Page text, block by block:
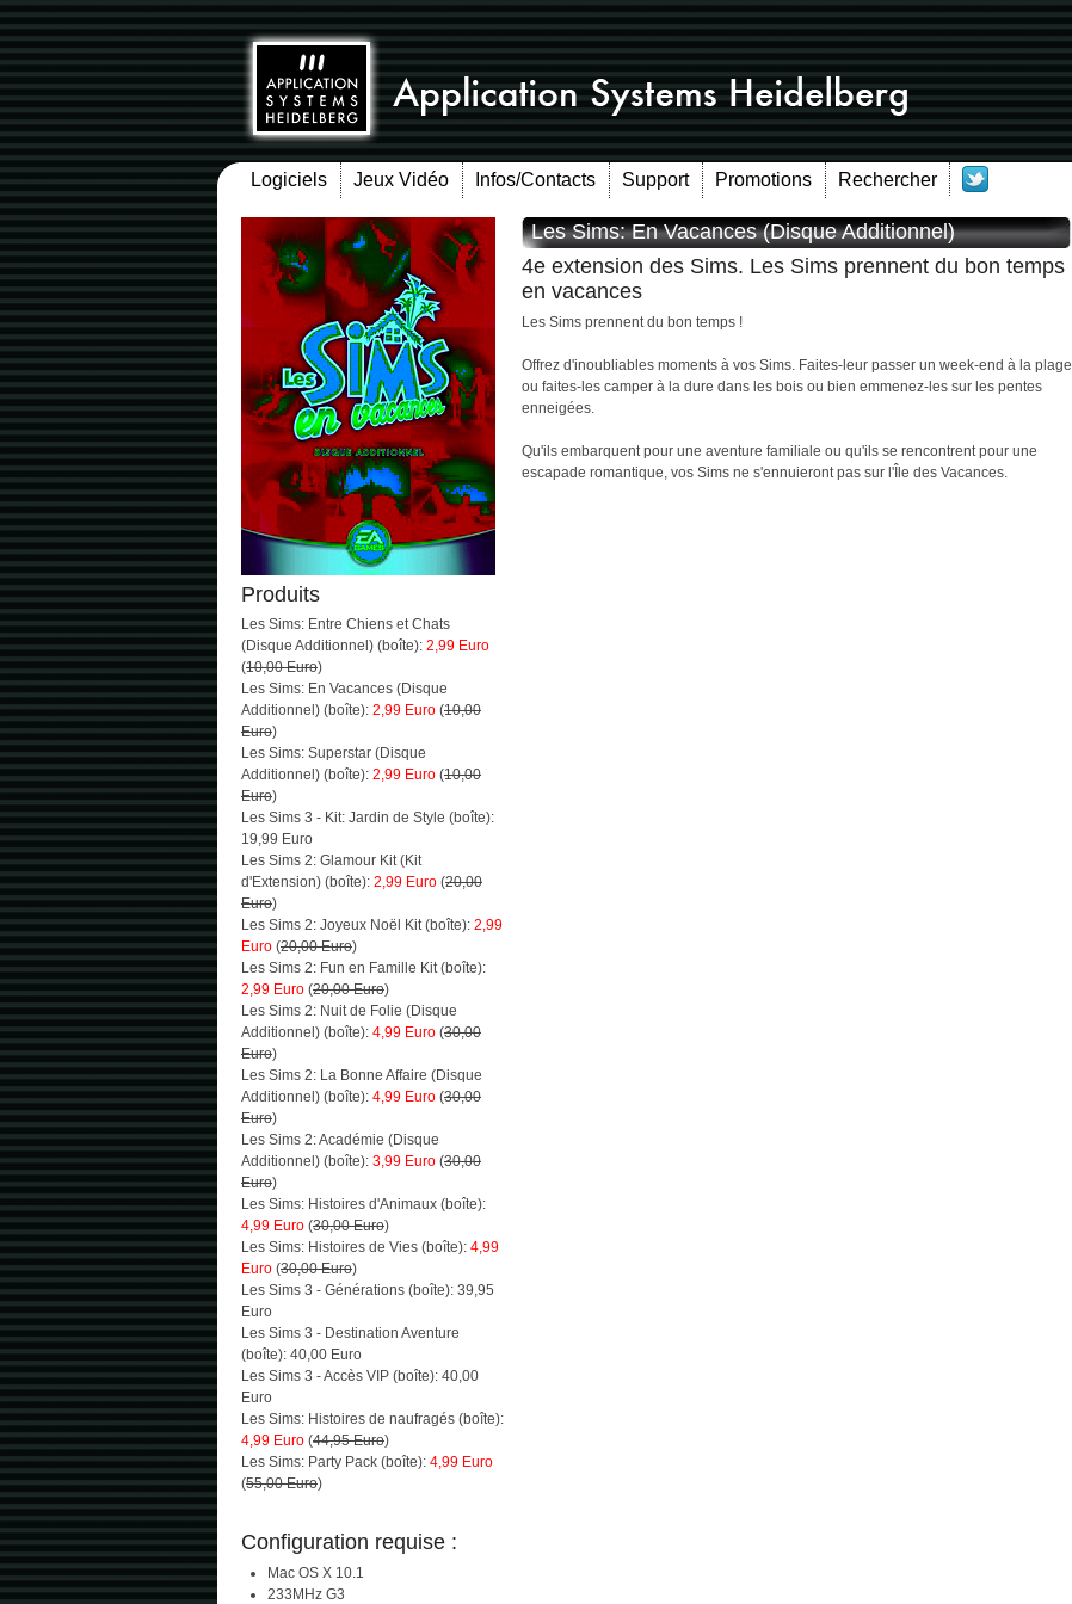
Logiciels Jeux Vidéo Infos/Contacts Support Promotions Rechercher
Produits
Les Sims: Entre Chiens et Chats
(Disque Additionnel) (boîte): 2,99 Euro
(10,00 Euro)
Les Sims: En Vacances (Disque
Additionnel) (boîte): 2,99 Euro (10,00
Euro)
Les Sims: Superstar (Disque
Additionnel) (boîte): 2,99 Euro (10,00
Euro)
Les Sims 3 - Kit: Jardin de Style (boîte):
19,99 Euro
Les Sims 2: Glamour Kit (Kit
d'Extension) (boîte): 2,99 Euro (20,00
Euro)
Les Sims 2: Joyeux Noël Kit (boîte): 2,99
Euro (20,00 Euro)
Les Sims 2: Fun en Famille Kit (boîte):
2,99 Euro (20,00 Euro)
Les Sims 2: Nuit de Folie (Disque
Additionnel) (boîte): 4,99 Euro (30,00
Euro)
Les Sims 2: La Bonne Affaire (Disque
Additionnel) (boîte): 4,99 Euro (30,00
Euro)
Les Sims 2: Académie (Disque
Additionnel) (boîte): 3,99 Euro (30,00
Euro)
Les Sims: Histoires d'Animaux (boîte):
4,99 Euro (30,00 Euro)
Les Sims: Histoires de Vies (boîte): 4,99
Euro (30,00 Euro)
Les Sims 3 - Générations (boîte): 39,95
Euro
Les Sims 3 - Destination Aventure
(boîte): 40,00 Euro
Les Sims 3 - Accès VIP (boîte): 40,00
Euro
Les Sims: Histoires de naufragés (boîte):
4,99 Euro (44,95 Euro)
Les Sims: Party Pack (boîte): 4,99 Euro
(55,00 Euro)
Configuration requise :
Mac OS X 10.1
233MHz G3
Les Sims: En Vacances (Disque Additionnel)
4e extension des Sims. Les Sims prennent du bon temps
en vacances
Les Sims prennent du bon temps !
Offrez d'inoubliables moments à vos Sims. Faites-leur passer un week-end à la plage
ou faites-les camper à la dure dans les bois ou bien emmenez-les sur les pentes
enneigées.
Qu'ils embarquent pour une aventure familiale ou qu'ils se rencontrent pour une
escapade romantique, vos Sims ne s'ennuieront pas sur l'Île des Vacances.